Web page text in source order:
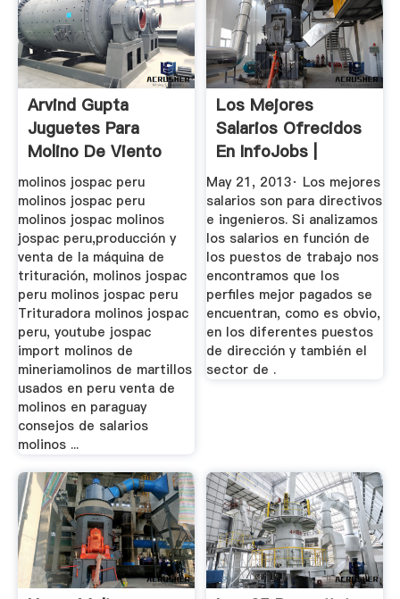
Arvind Gupta
Juguetes Para
Molino De Viento
molinos jospac peru
molinos jospac peru
molinos jospac molinos
jospac peru,producción y
venta de la máquina de
trituración, molinos jospac
peru molinos jospac peru
Trituradora molinos jospac
peru, youtube jospac
import molinos de
mineriamolinos de martillos
usados en peru venta de
molinos en paraguay
consejos de salarios
molinos ...
Los Mejores
Salarios Ofrecidos
En InfoJobs |
InfoJobs
May 21, 2013· Los mejores
salarios son para directivos
e ingenieros. Si analizamos
los salarios en función de
los puestos de trabajo nos
encontramos que los
perfiles mejor pagados se
encuentran, como es obvio,
en los diferentes puestos
de dirección y también el
sector de .